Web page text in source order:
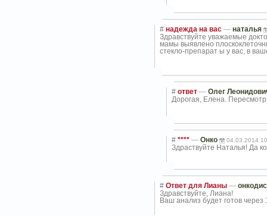
# надежда на вас — наталья
Здравствуйте уважаемые
мамы выявлено
стекло-препарат ы у вас, в
# ответ — Олег
Дорогая, Елена.
# **** — Онко 04.03.2014
Здраствуйте Наталья! Да
# Ответ для Лианы —
Здравствуйте, Лиана!
Ваш анализ будет готов через